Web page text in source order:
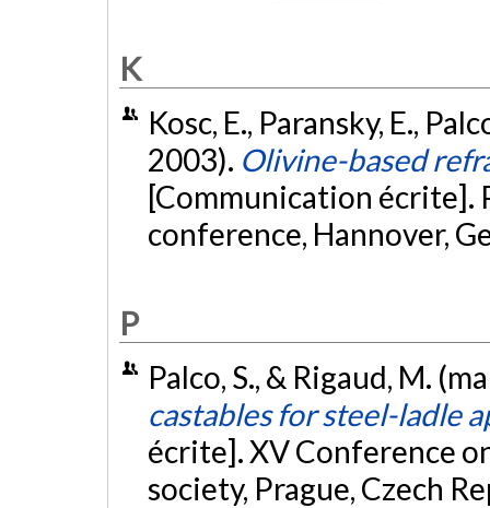
K
Kosc, E., Paransky, E.,
2003). Olivine-based
[Communication écrite].
conference, Hannover,
P
Palco, S., & Rigaud, M.
castables for steel-ladle
écrite]. XV Conference
society, Prague, Czech